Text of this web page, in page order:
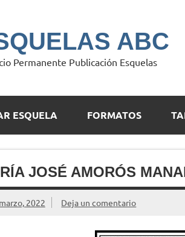
ABC
Permanente Publicación Esquelas
ESQUELA FORMATOS
JOSÉ AMORÓS
2022 Deja un comentario